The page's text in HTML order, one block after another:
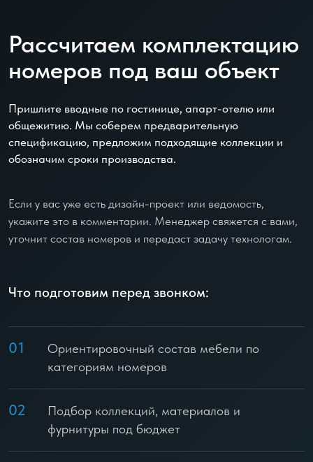
Рассчитаем комплектацию
номеров под ваш объект
Пришлите вводные по гостинице, апарт-отелю или
общежитию. Мы соберем предварительную
спецификацию, предложим подходящие коллекции и
обозначим сроки производства.
Если у вас уже есть дизайн-проект или ведомость,
укажите это в комментарии. Менеджер свяжется с вами,
уточнит состав номеров и передаст задачу технологам.
Что подготовим перед звонком:
01
Ориентировочный состав мебели по
категориям номеров
02
Подбор коллекций, материалов и
фурнитуры под бюджет